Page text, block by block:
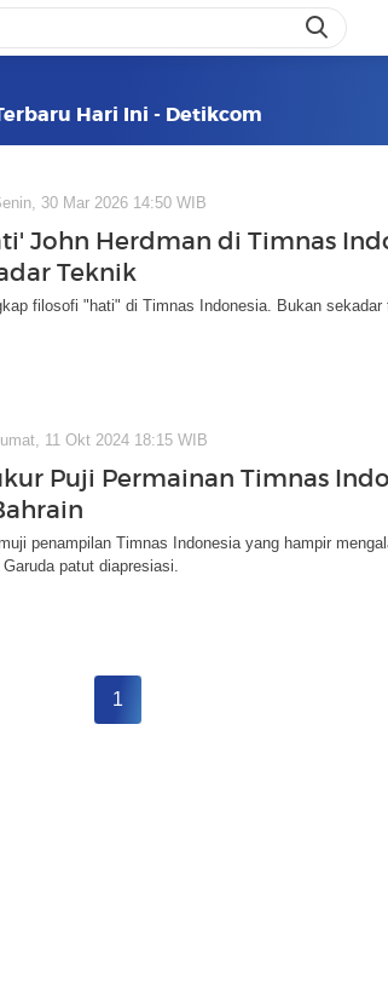
Hari Ini - Detikcom
30 Mar 2026 14:50 WIB
John Herdman di Timnas
Teknik
filosofi "hati" di Timnas Indonesia. Bukan
11 Okt 2024 18:15 WIB
Puji Permainan Timnas
penampilan Timnas Indonesia yang hampir
patut diapresiasi.
1